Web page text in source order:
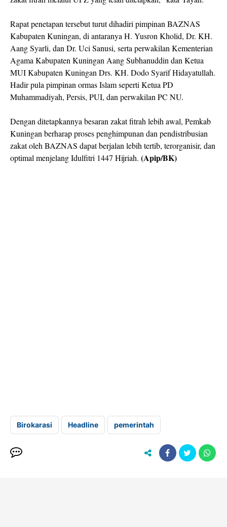
Rapat penetapan tersebut turut dihadiri pimpinan BAZNAS
Kabupaten Kuningan, di antaranya H. Yusron Kholid, Dr. KH.
Aang Syarli, dan Dr. Uci Sanusi, serta perwakilan Kementerian
Agama Kabupaten Kuningan Aang Subhanuddin dan Ketua
MUI Kabupaten Kuningan Drs. KH. Dodo Syarif Hidayatullah.
Hadir pula pimpinan ormas Islam seperti Ketua PD
Muhammadiyah, Persis, PUI, dan perwakilan PC NU.
Dengan ditetapkannya besaran zakat fitrah lebih awal, Pemkab
Kuningan berharap proses penghimpunan dan pendistribusian
zakat oleh BAZNAS dapat berjalan lebih tertib, terorganisir, dan
optimal menjelang Idulfitri 1447 Hijriah. (Apip/BK)
Birokarasi Headline pemerintah